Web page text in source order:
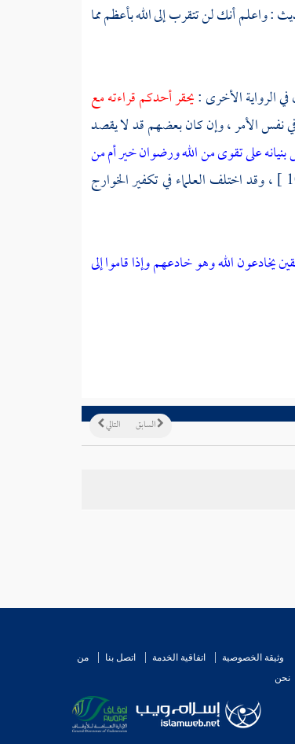
: واعلم أنك لن تتقرب إلى الله بأعظم مما
الرواية الأخرى :يحقر أحدكم قراءته مع
في نفس الأمر ، وإن كان بعضهم قد لا يقصد
على تقوى من الله ورضوان خير أم من
الخوارج
يخادعون الله وهو خادعهم وإذا قاموا إلى
التالي السابق
وثيقة الخصوصية اتفاقية الخدمة اتصل بنا
من
نحن